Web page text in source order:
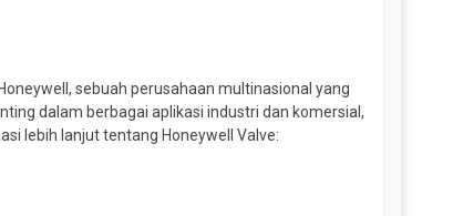
sebuah perusahaan multinasional yang
dalam berbagai aplikasi industri dan komersial,
lebih lanjut tentang Honeywell Valve: